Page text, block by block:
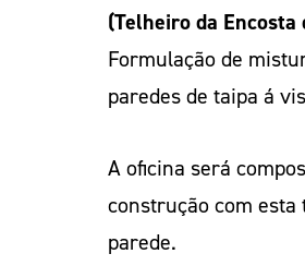
(Telheiro da Encosta
Formulação de
paredes de taipa á
A oficina será
construção com esta
parede.